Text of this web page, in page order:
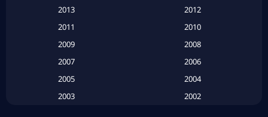
2013
2012
2011
2010
2009
2008
2007
2006
2005
2004
2003
2002